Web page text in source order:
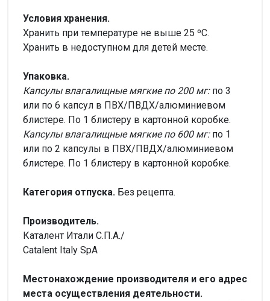
Условия хранения.
Хранить при температуре не выше 25 ºС.
Хранить в недоступном для детей месте.
Упаковка.
Капсулы влагалищные мягкие по 200 мг:по 3
или по 6 капсул в ПВХ/ПВДХ/алюминиевом
блистере. По 1 блистеру в картонной коробке.
Капсулы влагалищные мягкие по 600 мг:по 1
или по 2 капсулы в ПВХ/ПВДХ/алюминиевом
блистере. По 1 блистеру в картонной коробке.
Категория отпуска. Без рецепта.
Производитель.
Каталент Итали С.П.А./
Catalent Italy SpA
Местонахождение производителя и его адрес
места осуществления деятельности.